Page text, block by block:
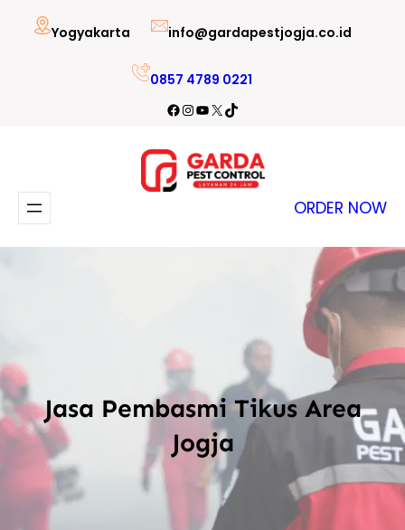
Lewati
Yogyakarta info@gardapestjogja.co.id
0857 4789 0221
Facebook
Instagram
YouTube
X TikTok
ORDER NOW
Jasa Pembasmi Tikus Area
Jogja